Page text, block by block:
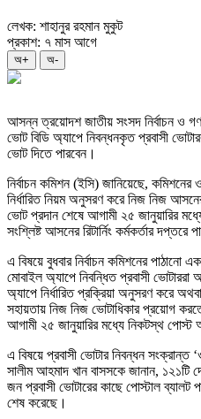
লেখক: শাহানুর রহমান মুকুট
প্রকাশ: ৭ মাস আগে
অ+ অ-
আসন্ন ত্রয়োদশ জাতীয় সংসদ নির্বাচন ও
ভোট বিডি অ্যাপে নিবন্ধনকৃত প্রবাসী
ভোট দিতে পারবেন।
নির্বাচন কমিশন (ইসি) জানিয়েছে,
নির্ধারিত নিয়ম অনুসরণ করে নিজ নিজ
ভোট প্রদান শেষে আগামী ২৫ জানুয়ারির
সংশ্লিষ্ট আসনের রিটার্নিং কর্মকর্তার দপ্তরে
এ বিষয়ে বুধবার নির্বাচন কমিশনের পাঠানো
মোবাইল অ্যাপে নিবন্ধিত প্রবাসী
অ্যাপে নির্ধারিত প্রক্রিয়া অনুসরণ করে
সহায়তায় নিজ নিজ ভোটাধিকার প্রয়োগ
আগামী ২৫ জানুয়ারির মধ্যে নিকটস্থ পোস্ট
এ বিষয়ে প্রবাসী ভোটার নিবন্ধন সংক্রান্ত
সালীম আহমাদ খান বাসসকে জানান,
জন প্রবাসী ভোটারের কাছে পোস্টাল ব্যালট
শেষ করেছে।